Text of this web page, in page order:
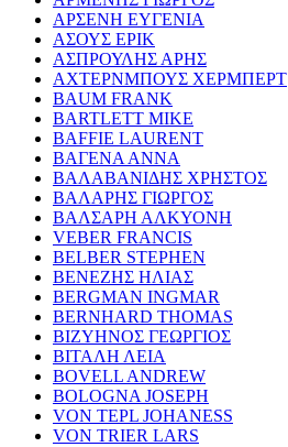
ΑΡΣΕΝΗ ΕΥΓΕΝΙΑ
ΑΣΟΥΣ ΕΡΙΚ
ΑΣΠΡΟΥΛΗΣ ΑΡΗΣ
ΑΧΤΕΡΝΜΠΟΥΣ ΧΕΡΜΠΕΡΤ
BAUM FRANK
BARTLETT MIKE
BAFFIE LAURENT
ΒΑΓΕΝΑ ΑΝΝΑ
ΒΑΛΑΒΑΝΙΔΗΣ ΧΡΗΣΤΟΣ
ΒΑΛΑΡΗΣ ΓΙΩΡΓΟΣ
ΒΑΛΣΑΡΗ ΑΛΚΥΟΝΗ
VEBER FRANCIS
BELBER STEPHEN
ΒΕΝΕΖΗΣ ΗΛΙΑΣ
BERGMAN INGMAR
BERNHARD THOMAS
ΒΙΖΥΗΝΟΣ ΓΕΩΡΓΙΟΣ
ΒΙΤΑΛΗ ΛΕΙΑ
BOVELL ANDREW
BOLOGNA JOSEPH
VON TEPL JOHANESS
VON TRIER LARS